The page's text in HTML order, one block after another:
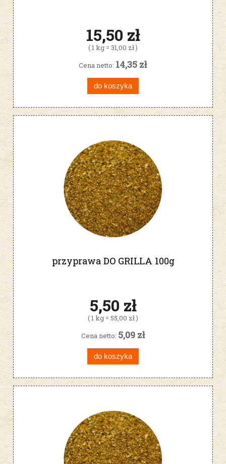
15,50 zł
( 1 kg = 31,00 zł )
Cena netto: 14,35 zł
do koszyka
przyprawa DO GRILLA 100g
5,50 zł
( 1 kg = 55,00 zł )
Cena netto: 5,09 zł
do koszyka